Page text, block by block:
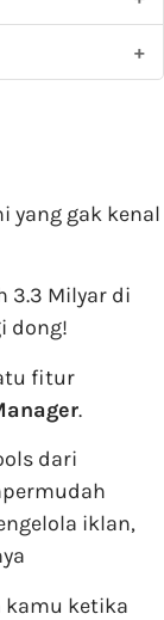
yang gak kenal
3.3 Milyar di
dong!
fitur
.
dari
iklan,
kamu ketika